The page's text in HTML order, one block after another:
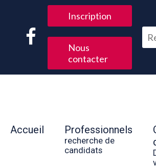
Inscription
Nous
contacter
Accueil Professionnels
recherche de
candidats